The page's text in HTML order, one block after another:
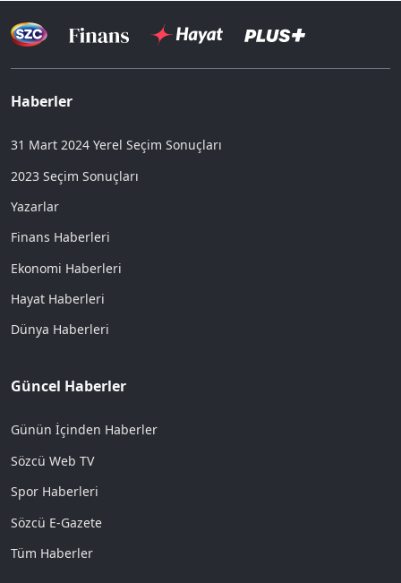
Haberler
31 Mart 2024 Yerel Seçim Sonuçları
2023 Seçim Sonuçları
Yazarlar
Finans Haberleri
Ekonomi Haberleri
Hayat Haberleri
Dünya Haberleri
Güncel Haberler
Günün İçinden Haberler
Sözcü Web TV
Spor Haberleri
Sözcü E-Gazete
Tüm Haberler